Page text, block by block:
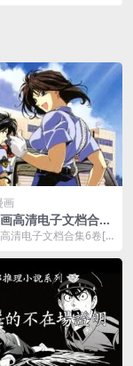
画
高清电子文档合集
百度云网盘
清电子文档合集6卷[P